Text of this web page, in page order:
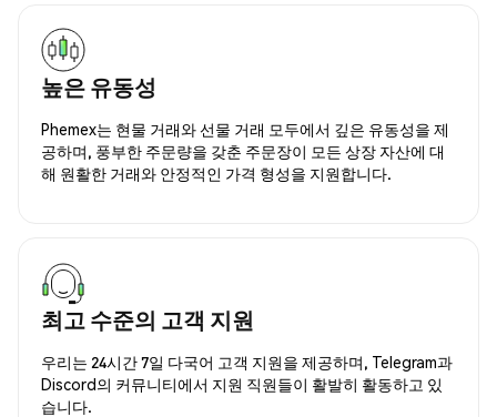
높은 유동성
Phemex는 현물 거래와 선물 거래 모두에서 깊은 유동성을 제
공하며, 풍부한 주문량을 갖춘 주문장이 모든 상장 자산에 대
해 원활한 거래와 안정적인 가격 형성을 지원합니다.
최고 수준의 고객 지원
우리는 24시간 7일 다국어 고객 지원을 제공하며, Telegram과
Discord의 커뮤니티에서 지원 직원들이 활발히 활동하고 있
습니다.